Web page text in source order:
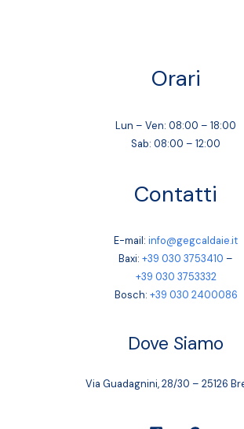
Orari
Lun – Ven: 08:00 – 18:00
Sab: 08:00 – 12:00
Contatti
E-mail: info@gegcaldaie.it
Baxi: +39 030 3753410 –
+39 030 3753332
Bosch: +39 030 2400086
Dove Siamo
Via Guadagnini, 28/30 – 25126